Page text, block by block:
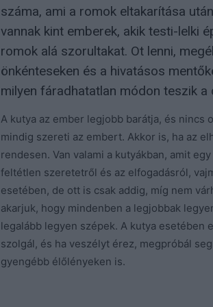
száma, ami a romok eltakarítása
vannak kint emberek, akik testi-lelki
romok alá szorultakat. Ot lenni,
önkénteseken és a hivatásos
milyen fáradhatatlan módon teszik a
A kutya az ember legjobb barátja, és nincs
mindig szereti az embert. Akkor is, ha az
rendesen. Van valami a kutyákban, amit
feltétlen szeretetről és az elfogadásról,
esetében, de ott is csak addig, míg nem
akarjuk, hogy mindenben a legjobbak
legalább legyen szépek. A kutya esetében
szolgál, és ha veszélyt érez, megpróbál
gyengébb élőlényeken is.